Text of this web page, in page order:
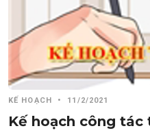
KẾ HOẠCH • 11/2/2021
Kế hoạch công tác